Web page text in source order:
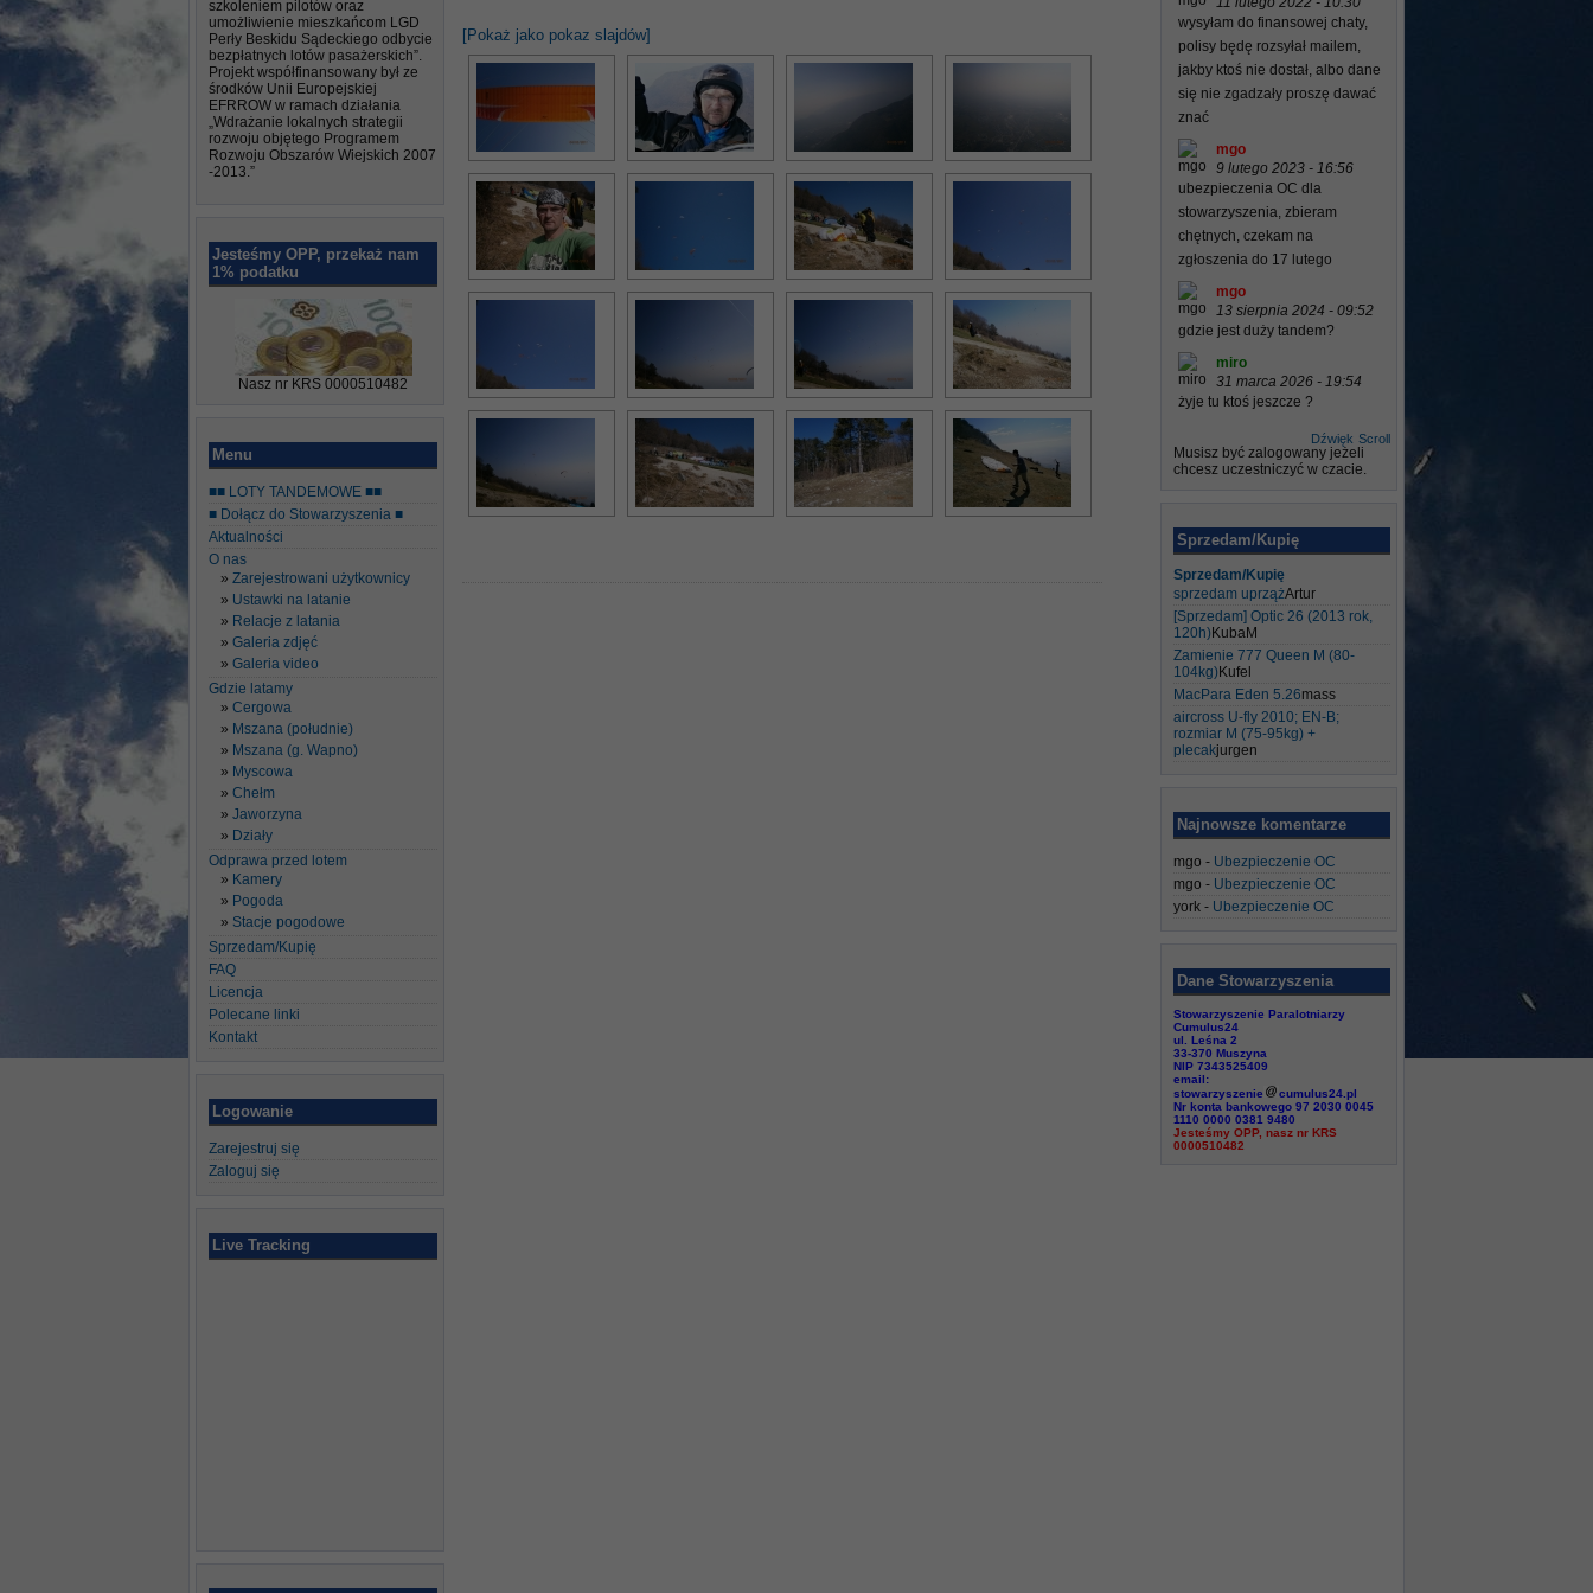
szkoleniem pilotów oraz
umożliwienie mieszkańcom LGD
Perły Beskidu Sądeckiego odbycie
bezpłatnych lotów pasażerskich”.
Projekt współfinansowany był ze
środków Unii Europejskiej
EFRROW w ramach działania
„Wdrażanie lokalnych strategii
rozwoju objętego Programem
Rozwoju Obszarów Wiejskich 2007
-2013.”
Jesteśmy OPP, przekaż nam
1% podatku
Nasz nr KRS 0000510482
Menu
■■ LOTY TANDEMOWE ■■
■ Dołącz do Stowarzyszenia ■
Aktualności
O nas
Zarejestrowani użytkownicy
Ustawki na latanie
Relacje z latania
Galeria zdjęć
Galeria video
Gdzie latamy
Cergowa
Mszana (południe)
Mszana (g. Wapno)
Myscowa
Chełm
Jaworzyna
Działy
Odprawa przed lotem
Kamery
Pogoda
Stacje pogodowe
Sprzedam/Kupię
FAQ
Licencja
Polecane linki
Kontakt
Logowanie
Zarejestruj się
Zaloguj się
Live Tracking
[Pokaż jako pokaz slajdów]
wysyłam do finansowej chaty,
polisy będę rozsyłał mailem,
jakby ktoś nie dostał, albo dane
się nie zgadzały proszę dawać
znać
mgo
9 lutego 2023 - 16:56
ubezpieczenia OC dla
stowarzyszenia, zbieram
chętnych, czekam na
zgłoszenia do 17 lutego
mgo
13 sierpnia 2024 - 09:52
gdzie jest duży tandem?
miro
31 marca 2026 - 19:54
żyje tu ktoś jeszcze ?
Scroll
Dźwięk
Musisz być zalogowany jeżeli
chcesz uczestniczyć w czacie.
Sprzedam/Kupię
Sprzedam/Kupię
sprzedam uprzążArtur
[Sprzedam] Optic 26 (2013 rok,
120h) KubaM
Zamienie 777 Queen M (80-
104kg) Kufel
MacPara Eden 5.26mass
aircross U-fly 2010; EN-B;
rozmiar M (75-95kg) +
plecakjurgen
Najnowsze komentarze
mgo - Ubezpieczenie OC
mgo - Ubezpieczenie OC
york - Ubezpieczenie OC
Dane Stowarzyszenia
Stowarzyszenie Paralotniarzy
Cumulus24
ul. Leśna 2
33-370 Muszyna
NIP 7343525409
email:
stowarzyszenie
cumulus24.pl
Nr konta bankowego 97 2030 0045
1110 0000 0381 9480
Jesteśmy OPP, nasz nr KRS
0000510482